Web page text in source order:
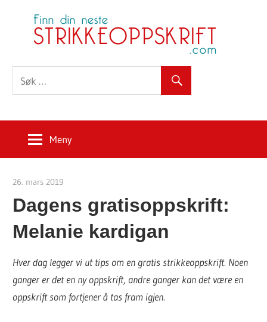
Meny
26. mars 2019
Dagens gratisoppskrift:
Melanie kardigan
Hver dag legger vi ut tips om en gratis strikkeoppskrift. Noen
ganger er det en ny oppskrift, andre ganger kan det være en
oppskrift som fortjener å tas fram igjen.